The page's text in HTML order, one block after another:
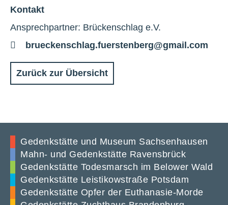
Kontakt
Ansprechpartner: Brückenschlag e.V.
E-
brueckenschlag.fuerstenberg@gmail.com
Zurück zur Übersicht
Gedenkstätte und Museum Sachsenhausen
Mahn- und Gedenkstätte Ravensbrück
Gedenkstätte Todesmarsch im Belower Wald
Gedenkstätte Leistikowstraße Potsdam
Gedenkstätte Opfer der Euthanasie-Morde